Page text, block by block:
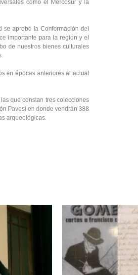
como el Mercosur y la
aprobó la Conformación del
importante para la región y el
de nuestros bienes culturales
en épocas anteriores al actual
que constan tres colecciones
Pavesi en donde vendrán 388
arqueológicas.